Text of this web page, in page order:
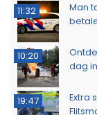
11:32
Man
10:20
dag
19:47
Extra